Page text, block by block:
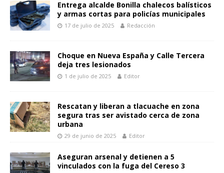
A
p
o
o
n
g
Li
n
p
ar
r
Entrega alcalde Bonilla chalecos balísticos
y armas cortas para policías municipales
17 de julio de 2025 Redacción
Choque en Nueva España y Calle Tercera
deja tres lesionados
1 de julio de 2025 Editor
Rescatan y liberan a tlacuache en zona
segura tras ser avistado cerca de zona
urbana
29 de junio de 2025 Editor
Aseguran arsenal y detienen a 5
vinculados con la fuga del Cereso 3